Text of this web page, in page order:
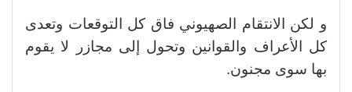
و لكن الانتقام الصهيوني فاق كل التوقعات وتعدى
كل الأعراف والقوانين وتحول إلى مجازر لا يقوم
بها سوى مجنون.